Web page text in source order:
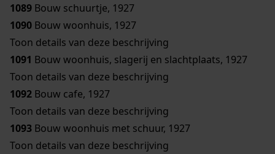
1089 Bouw schuurtje, 1927
1090 Bouw woonhuis, 1927
Toon details van deze beschrijving
1091 Bouw woonhuis, slagerij en slachtplaats, 1927
Toon details van deze beschrijving
1092 Bouw cafe, 1927
Toon details van deze beschrijving
1093 Bouw woonhuis met schuur, 1927
Toon details van deze beschrijving